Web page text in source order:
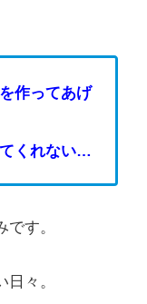
作ってあげ
くれない…
す。
々。